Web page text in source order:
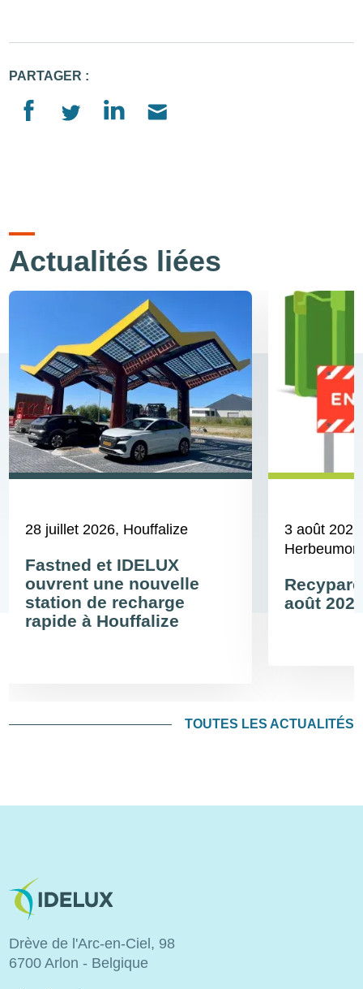
PARTAGER :
Actualités liées
28 juillet 2026, Houffalize
Fastned et IDELUX
ouvrent une nouvelle
station de recharge
rapide à Houffalize
3 août 2026
août
TOUTES LES ACTUALITÉS
Image
Drève de l'Arc-en-Ciel, 98
6700 Arlon - Belgique